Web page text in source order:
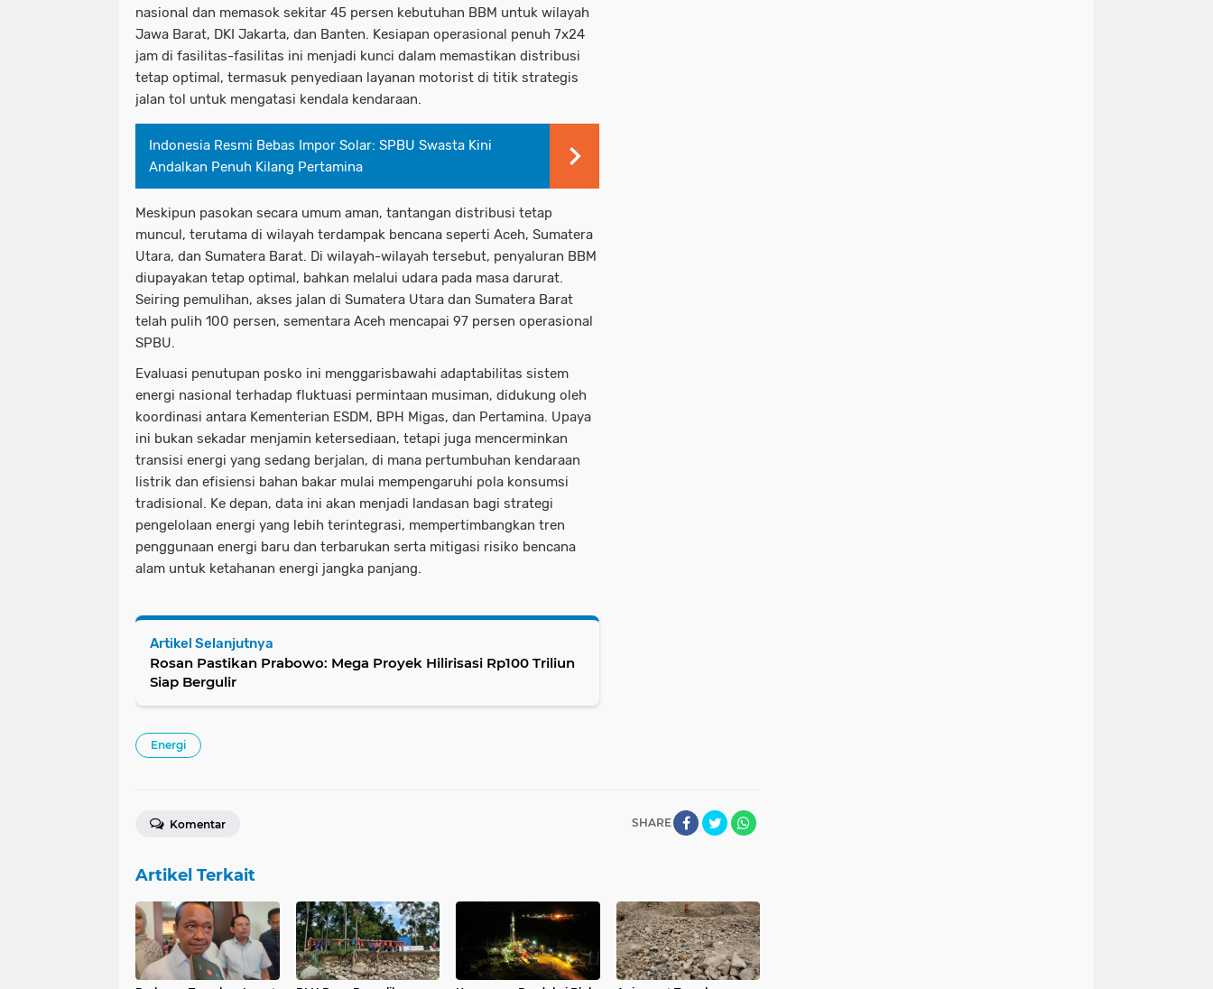
nasional dan memasok sekitar 45 persen kebutuhan BBM untuk wilayah
Jawa Barat, DKI Jakarta, dan Banten. Kesiapan operasional penuh 7x24
jam di fasilitas-fasilitas ini menjadi kunci dalam memastikan distribusi
tetap optimal, termasuk penyediaan layanan motorist di titik strategis
jalan tol untuk mengatasi kendala kendaraan.
Indonesia Resmi Bebas Impor Solar: SPBU Swasta Kini
Andalkan Penuh Kilang Pertamina
Meskipun pasokan secara umum aman, tantangan distribusi tetap
muncul, terutama di wilayah terdampak bencana seperti Aceh, Sumatera
Utara, dan Sumatera Barat. Di wilayah-wilayah tersebut, penyaluran BBM
diupayakan tetap optimal, bahkan melalui udara pada masa darurat.
Seiring pemulihan, akses jalan di Sumatera Utara dan Sumatera Barat
telah pulih 100 persen, sementara Aceh mencapai 97 persen operasional
SPBU.
Evaluasi penutupan posko ini menggarisbawahi adaptabilitas sistem
energi nasional terhadap fluktuasi permintaan musiman, didukung oleh
koordinasi antara Kementerian ESDM, BPH Migas, dan Pertamina. Upaya
ini bukan sekadar menjamin ketersediaan, tetapi juga mencerminkan
transisi energi yang sedang berjalan, di mana pertumbuhan kendaraan
listrik dan efisiensi bahan bakar mulai mempengaruhi pola konsumsi
tradisional. Ke depan, data ini akan menjadi landasan bagi strategi
pengelolaan energi yang lebih terintegrasi, mempertimbangkan tren
penggunaan energi baru dan terbarukan serta mitigasi risiko bencana
alam untuk ketahanan energi jangka panjang.
Artikel Selanjutnya
Rosan Pastikan Prabowo: Mega Proyek Hilirisasi Rp100 Triliun
Siap Bergulir
Energi
SHARE
Komentar
Artikel Terkait